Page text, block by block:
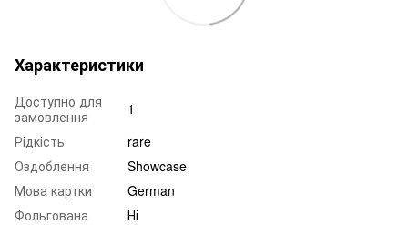
Характеристики
Доступно для
замовлення
1
Рідкість
rare
Оздоблення
Showcase
Мова картки
German
Фольгована
Ні